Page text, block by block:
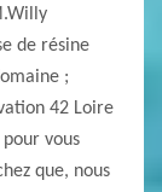
de résine
;
42 Loire
vous
que, nous